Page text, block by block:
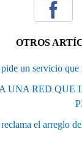
OTROS
un servicio que
UNA RED
el arreglo